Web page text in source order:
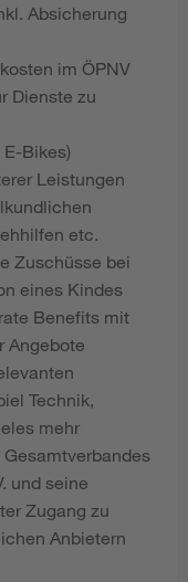
Absicherung
im ÖPNV
Dienste zu
Bikes)
Leistungen
etc.
Zuschüsse bei
eines Kindes
Benefits mit
Angebote
Technik,
mehr
und seine
Zugang zu
Anbietern